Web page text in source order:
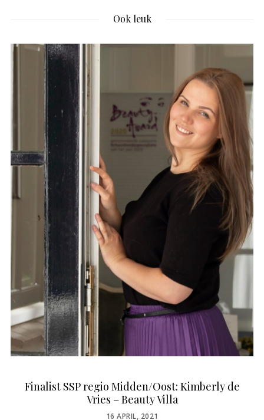
Ook leuk
Finalist SSP regio Midden/Oost: Kimberly de
Vries – Beauty Villa
POSTED
16 APRIL, 2021